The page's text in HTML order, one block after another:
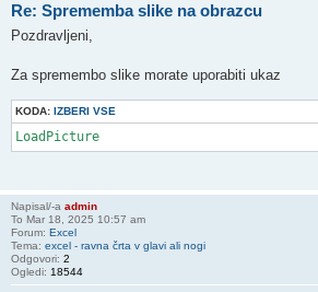
Re: Sprememba slike na obrazcu
Pozdravljeni,
Za spremembo slike morate uporabiti ukaz
KODA: IZBERI VSE
LoadPicture
Napisal/-a admin
To Mar 18, 2025 10:57 am
Forum: Excel
Tema: excel - ravna črta v glavi ali nogi
Odgovori: 2
Ogledi: 18544